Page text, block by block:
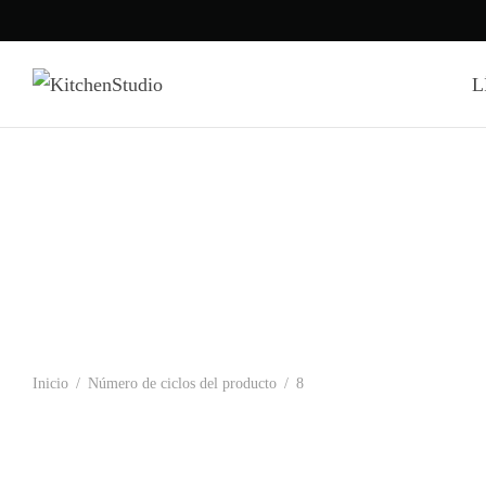
Inicio / Número de ciclos del producto / 8